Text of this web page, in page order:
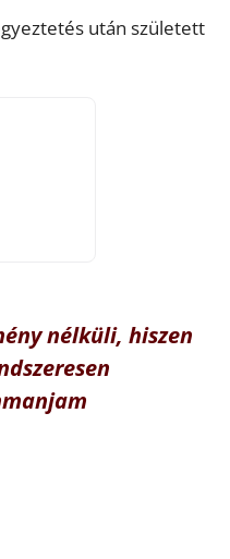
után született
nélküli, hiszen